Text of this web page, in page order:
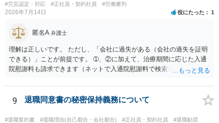
#労災認定・対応 #正社員・契約社員 #労働審判
2026年7月14日 役にたった 1
匿名A 弁護士
理解は正しいです。 ただし、「会社に過失がある（会社の過失を証明
できる）」ことが前提です。 ➀、②に加えて、治療期間に応じた入通
院慰謝料も請求できます（ネットで入通院慰謝料で検索すると詳しい
後遺障害慰謝料も請求できます。これらは後遺障害の等級、あなたの
収入、年齢等で大きく変わりますので一般的にいくらとは言えませ
ん。 弁護士に依頼する費用はそれぞれの弁護士で異なるので個別に聞
いてみるしかありませんが、旧日弁連規準を使った着手金・成功報酬
9 退職同意書の秘密保持義務について
#退職誓約書 #退職理由(自己都合・会社都合) #正社員・契約社員 #退職勧奨